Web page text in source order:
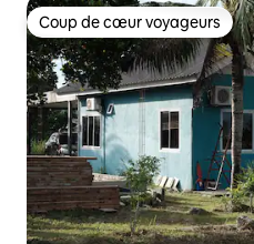
Coup de cœur voyageurs
Coup de cœur voyageurs